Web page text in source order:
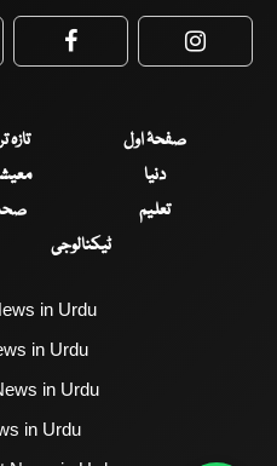
Facebook
صفحۂ اول تازہ
دنیا
تعلیم
ٹیکنالوجی
in Urdu
in Urdu
in Urdu
in Urdu